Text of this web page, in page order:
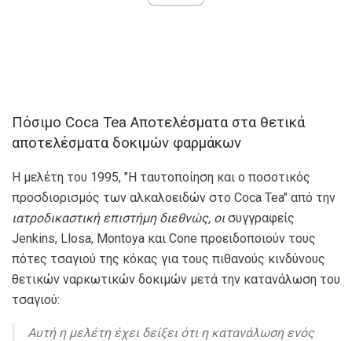
Πόσιμο Coca Tea Αποτελέσματα στα θετικά
αποτελέσματα δοκιμών φαρμάκων
Η μελέτη του 1995, "Η ταυτοποίηση και ο ποσοτικός
προσδιορισμός των αλκαλοειδών στο Coca Tea" από την
ιατροδικαστική επιστήμη διεθνώς, οι συγγραφείς
Jenkins, Llosa, Montoya και Cone προειδοποιούν τους
πότες τσαγιού της κόκας για τους πιθανούς κινδύνους
θετικών ναρκωτικών δοκιμών μετά την κατανάλωση του
τσαγιού:
Αυτή η μελέτη έχει δείξει ότι η κατανάλωση ενός